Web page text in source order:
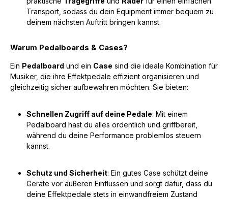
Transport, sodass du dein Equipment immer bequem zu
deinem nächsten Auftritt bringen kannst.
Warum Pedalboards & Cases?
Ein Pedalboard und ein Case sind die ideale Kombination für
Musiker, die ihre Effektpedale effizient organisieren und
gleichzeitig sicher aufbewahren möchten. Sie bieten:
Schnellen Zugriff auf deine Pedale: Mit einem
Pedalboard hast du alles ordentlich und griffbereit,
während du deine Performance problemlos steuern
kannst.
Schutz und Sicherheit: Ein gutes Case schützt deine
Geräte vor äußeren Einflüssen und sorgt dafür, dass du
deine Effektpedale stets in einwandfreiem Zustand